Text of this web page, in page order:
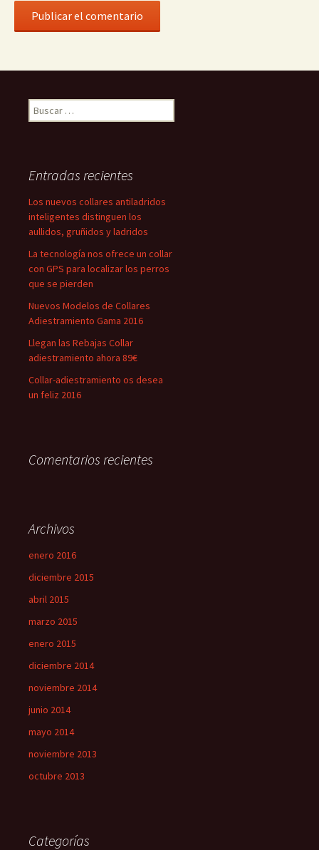
Buscar:
Entradas recientes
Los nuevos collares antiladridos
inteligentes distinguen los
aullidos, gruñidos y ladridos
La tecnología nos ofrece un collar
con GPS para localizar los perros
que se pierden
Nuevos Modelos de Collares
Adiestramiento Gama 2016
Llegan las Rebajas Collar
adiestramiento ahora 89€
Collar-adiestramiento os desea
un feliz 2016
Comentarios recientes
Archivos
enero 2016
diciembre 2015
abril 2015
marzo 2015
enero 2015
diciembre 2014
noviembre 2014
junio 2014
mayo 2014
noviembre 2013
octubre 2013
Categorías